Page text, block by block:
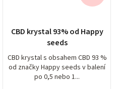
CBD krystal 93% od Happy
seeds
CBD krystal s obsahem CBD 93 %
od značky Happy seeds v balení
po 0,5 nebo 1...